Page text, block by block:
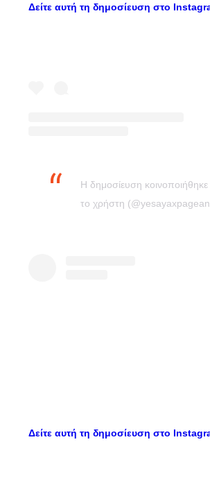
Δείτε αυτή τη δημοσίευση στο
Η δημοσίευση
το χρήστη
Δείτε αυτή τη δημοσίευση στο